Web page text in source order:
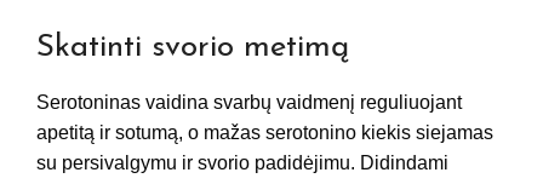
Skatinti svorio metimą
Serotoninas vaidina svarbų vaidmenį reguliuojant
apetitą ir sotumą, o mažas serotonino kiekis siejamas
su persivalgymu ir svorio padidėjimu. Didindami